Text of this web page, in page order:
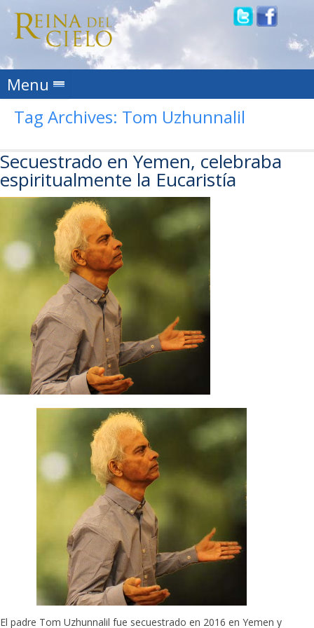
Menu Skip to content
Tag Archives: Tom Uzhunnalil
Secuestrado en Yemen, celebraba
espiritualmente la Eucaristía
El padre Tom Uzhunnalil fue secuestrado en 2016 en Yemen y